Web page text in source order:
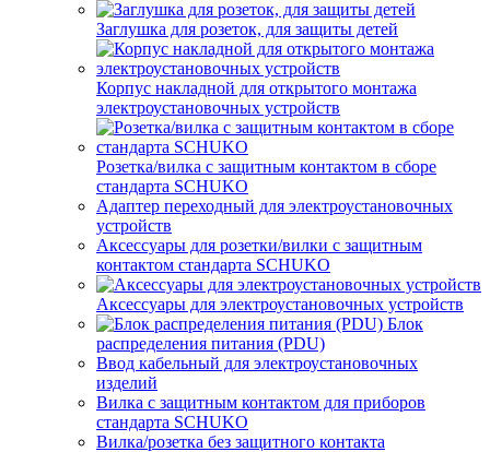
Заглушка для розеток, для защиты детей
Корпус накладной для открытого монтажа
электроустановочных устройств
Розетка/вилка с защитным контактом в сборе
стандарта SCHUKO
Адаптер переходный для электроустановочных
устройств
Аксессуары для розетки/вилки с защитным
контактом стандарта SCHUKO
Аксессуары для электроустановочных устройств
Блок
распределения питания (PDU)
Ввод кабельный для электроустановочных
изделий
Вилка с защитным контактом для приборов
стандарта SCHUKO
Вилка/розетка без защитного контакта